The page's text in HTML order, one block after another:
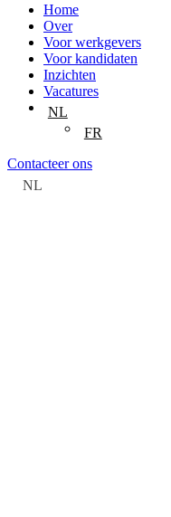
Home
Over
Voor werkgevers
Voor kandidaten
Inzichten
Vacatures
NL
FR
Contacteer ons
NL